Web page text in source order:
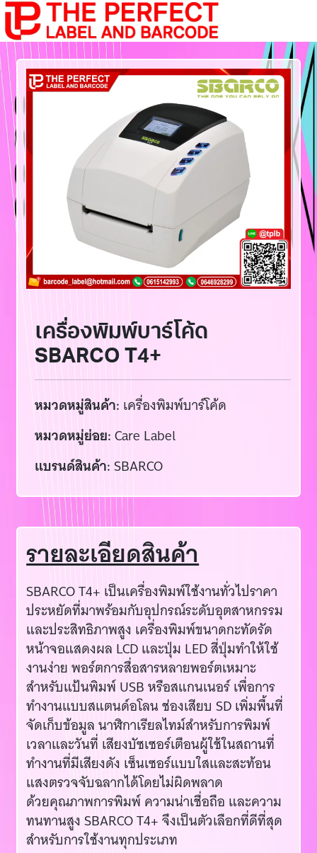
เครื่องพิมพ์บาร์โค้ด
SBARCO T4+
หมวดหมู่สินค้า: เครื่องพิมพ์บาร์โค้ด
หมวดหมู่ย่อย:Care Label
แบรนด์สินค้า:SBARCO
รายละเอียดสินค้า
SBARCO T4+ เป็นเครื่องพิมพ์ใช้งานทั่วไปราคา
ประหยัดที่มาพร้อมกับอุปกรณ์ระดับอุตสาหกรรม
และประสิทธิภาพสูง เครื่องพิมพ์ขนาดกะทัดรัด
หน้าจอแสดงผล LCD และปุ่ม LED สี่ปุ่มทำให้ใช้
งานง่าย พอร์ตการสื่อสารหลายพอร์ตเหมาะ
สำหรับแป้นพิมพ์ USB หรือสแกนเนอร์ เพื่อการ
ทำงานแบบสแตนด์อโลน ช่องเสียบ SD เพิ่มพื้นที่
จัดเก็บข้อมูล นาฬิกาเรียลไทม์สำหรับการพิมพ์
เวลาและวันที่ เสียงบัซเซอร์เตือนผู้ใช้ในสถานที่
ทำงานที่มีเสียงดัง เซ็นเซอร์แบบใสและสะท้อน
แสงตรวจจับฉลากได้โดยไม่ผิดพลาด
ด้วยคุณภาพการพิมพ์ ความน่าเชื่อถือ และความ
ทนทานสูง SBARCO T4+ จึงเป็นตัวเลือกที่ดีที่สุด
สำหรับการใช้งานทุกประเภท